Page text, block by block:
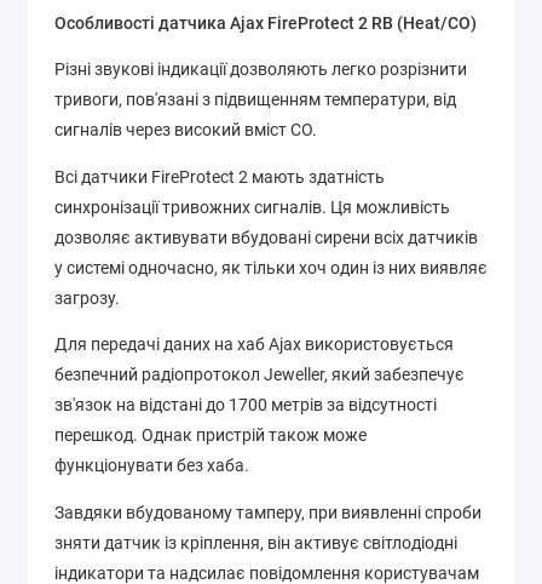
Особливості датчика Ajax FireProtect 2 RB (Heat/CO)
Різні звукові індикації дозволяють легко розрізнити
тривоги, пов'язані з підвищенням температури, від
сигналів через високий вміст CO.
Всі датчики FireProtect 2 мають здатність
синхронізації тривожних сигналів. Ця можливість
дозволяє активувати вбудовані сирени всіх датчиків
у системі одночасно, як тільки хоч один із них виявляє
загрозу.
Для передачі даних на хаб Ajax використовується
безпечний радіопротокол Jeweller, який забезпечує
зв'язок на відстані до 1700 метрів за відсутності
перешкод. Однак пристрій також може
функціонувати без хаба.
Завдяки вбудованому тамперу, при виявленні спроби
зняти датчик із кріплення, він активує світлодіодні
індикатори та надсилає повідомлення користувачам